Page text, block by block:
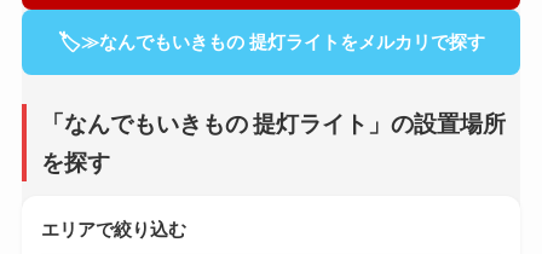
🏷≫なんでもいきもの 提灯ライトをメルカリで探す
「なんでもいきもの 提灯ライト」の設置場所
を探す
エリアで絞り込む